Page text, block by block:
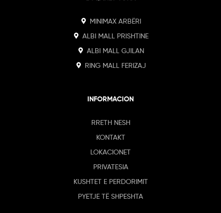
MINIMAX ARBËRI
ALBI MALL PRISHTINE
ALBI MALL GJILAN
RING MALL FERIZAJ
INFORMACION
RRETH NESH
KONTAKT
LOKACIONET
PRIVATESIA
KUSHTET E PERDORIMIT
PYETJE TË SHPESHTA